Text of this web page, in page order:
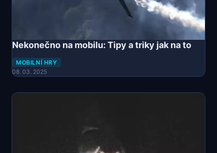
Nekonečno na mobilu: Tipy a triky jak na to
MOBILNÍ HRY
08. 03. 2025